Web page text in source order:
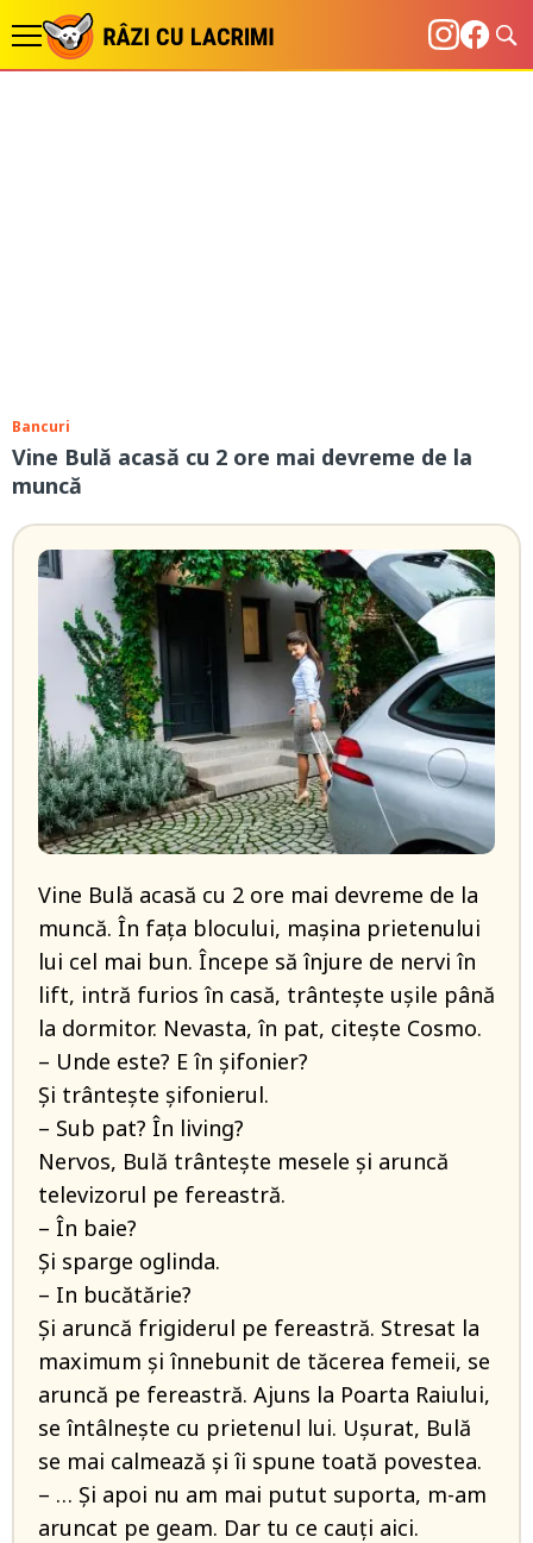
Bancuri
Vine Bulă acasă cu 2 ore mai devreme de la
muncă
Vine Bulă acasă cu 2 ore mai devreme de la
muncă. În fața blocului, mașina prietenului
lui cel mai bun. Începe să înjure de nervi în
lift, intră furios în casă, trântește ușile până
la dormitor. Nevasta, în pat, citește Cosmo.
– Unde este? E în șifonier?
Și trântește șifonierul.
– Sub pat? În living?
Nervos, Bulă trântește mesele și aruncă
televizorul pe fereastră.
– În baie?
Și sparge oglinda.
– In bucătărie?
Și aruncă frigiderul pe fereastră. Stresat la
maximum și înnebunit de tăcerea femeii, se
aruncă pe fereastră. Ajuns la Poarta Raiului,
se întâlnește cu prietenul lui. Ușurat, Bulă
se mai calmează și îi spune toată povestea.
– … Și apoi nu am mai putut suporta, m-am
aruncat pe geam. Dar tu ce cauți aici.